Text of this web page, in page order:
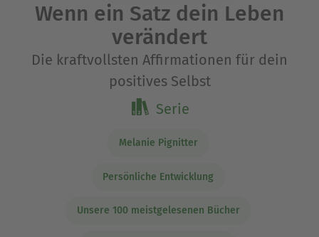
Wenn ein Satz dein Leben
verändert
Die kraftvollsten Affirmationen für dein
positives Selbst
Serie
Melanie Pignitter
Persönliche Entwicklung
Unsere 100 meistgelesenen Bücher